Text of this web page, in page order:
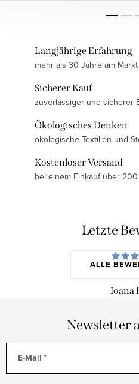
Langjährige Erfahrung
mehr als 30 Jahre am Markt
Sicherer Kauf
zuverlässiger und sicherer
Ökologisches Denken
ökologische Textilien und
Kostenloser Versand
bei einem Einkauf über
Letzte
ALLE
Ioana
Newsletter
E-Mail